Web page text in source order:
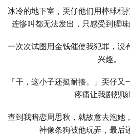
冰冷的地下室，奀仔他们用棒球棍
连惨叫都无法发出，只感受到腥味
一次次试图用金钱催使我犯罪，没
兴趣。
「干，这小子还挺耐揍。」奀仔
疼痛让我剧烈咳
查到我暗恋周思秋，就故意去泡她
神像条狗被他玩弄，最后